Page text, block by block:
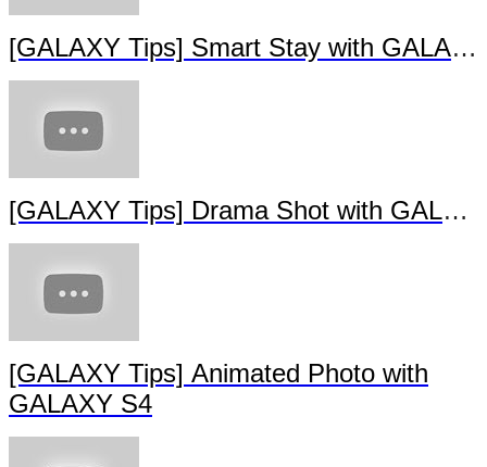
[GALAXY Tips] Smart Stay with
[GALAXY Tips] Drama Shot with
[GALAXY Tips] Animated Photo with
GALAXY S4